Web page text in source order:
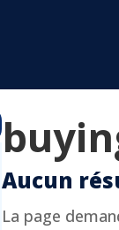
Aucun
La page